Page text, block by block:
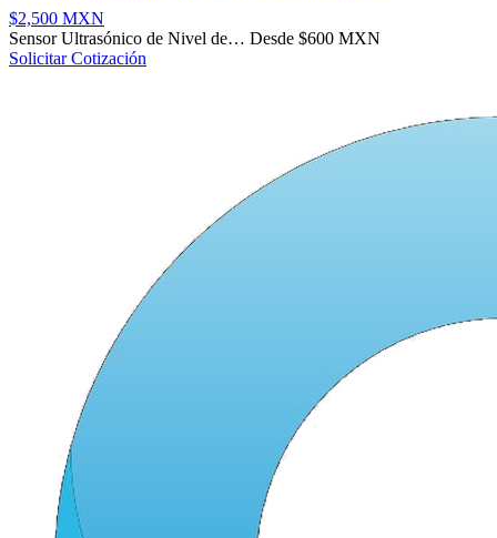
$2,500 MXN
Sensor Ultrasónico de Nivel de… Desde $600 MXN
Solicitar Cotización